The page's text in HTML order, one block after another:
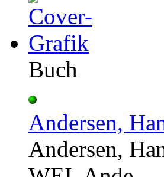
Buch
Andersen,
Andersen,